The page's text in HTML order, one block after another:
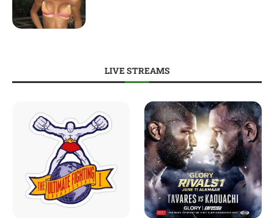
LIVE STREAMS